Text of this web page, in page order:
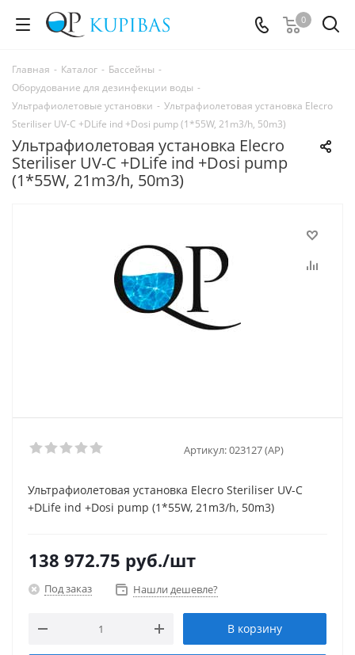
0
Главная - Каталог - Бассейны -
Оборудование для дезинфекции воды -
Ультрафиолетовые установки - Ультрафиолетовая установка Elecro
Steriliser UV-C +DLife ind +Dosi pump (1*55W, 21m3/h, 50m3)
Ультрафиолетовая установка Elecro
Steriliser UV-C +DLife ind +Dosi pump
(1*55W, 21m3/h, 50m3)
Артикул:023127 (AP)
Ультрафиолетовая установка Elecro Steriliser UV-C
+DLife ind +Dosi pump (1*55W, 21m3/h, 50m3)
138 972.75 руб./шт
Под заказ Нашли дешевле?
В корзину